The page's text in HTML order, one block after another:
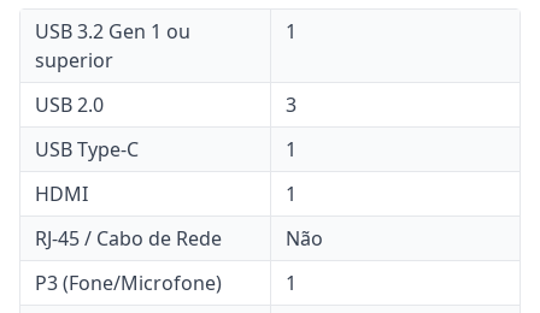
USB 3.2 Gen 1 ou
superior
1
USB 2.0
3
USB Type-C
1
HDMI
1
RJ-45 / Cabo de Rede
Não
P3 (Fone/Microfone)
1